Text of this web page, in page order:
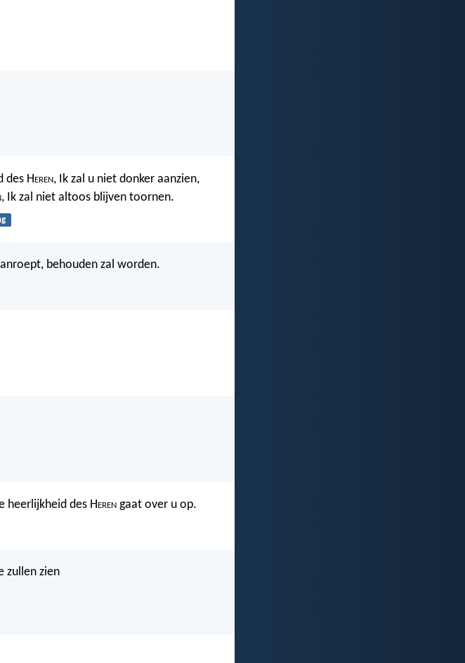
des Heren, Ik zal u niet donker aanzien,
, Ik zal niet altoos blijven toornen.
behouden zal worden.
heerlijkheid des Heren gaat over u op.
zullen zien